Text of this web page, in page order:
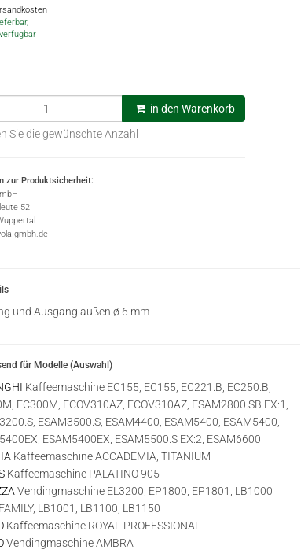
in den Warenkorb
Sie die gewünschte Anzahl
zur Produktsicherheit:
52
gmbh.de
und Ausgang außen ø 6 mm
für Modelle (Auswahl)
Kaffeemaschine EC155, EC155, EC221.B, EC250.B,
EC300M, ECOV310AZ, ECOV310AZ, ESAM2800.SB EX:1,
ESAM3500.S, ESAM4400, ESAM5400, ESAM5400,
ESAM5400EX, ESAM5500.S EX:2, ESAM6600
Kaffeemaschine ACCADEMIA, TITANIUM
Kaffeemaschine PALATINO 905
Vendingmaschine EL3200, EP1800, EP1801, LB1000
LB1001, LB1100, LB1150
Kaffeemaschine ROYAL-PROFESSIONAL
Vendingmaschine AMBRA